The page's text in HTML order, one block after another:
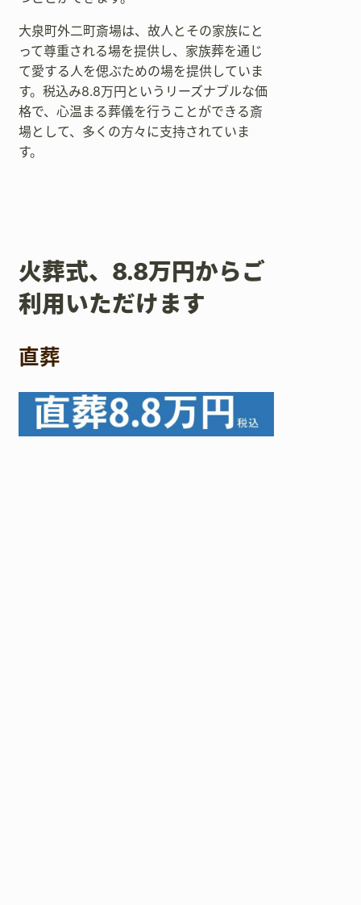
大泉町外二町斎場は、故人とその家族にと
って尊重される場を提供し、家族葬を通じ
て愛する人を偲ぶための場を提供していま
す。税込み8.8万円というリーズナブルな価
格で、心温まる葬儀を行うことができる斎
場として、多くの方々に支持されていま
す。
火葬式、8.8万円からご
利用いただけます
直葬